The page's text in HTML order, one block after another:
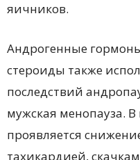
яичников.
Андрогенные
стероиды также
последствий
мужская менопауза. В
проявляется
тахикардией,